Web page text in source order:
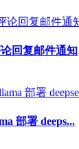
回复邮件通知
部署 deeps...